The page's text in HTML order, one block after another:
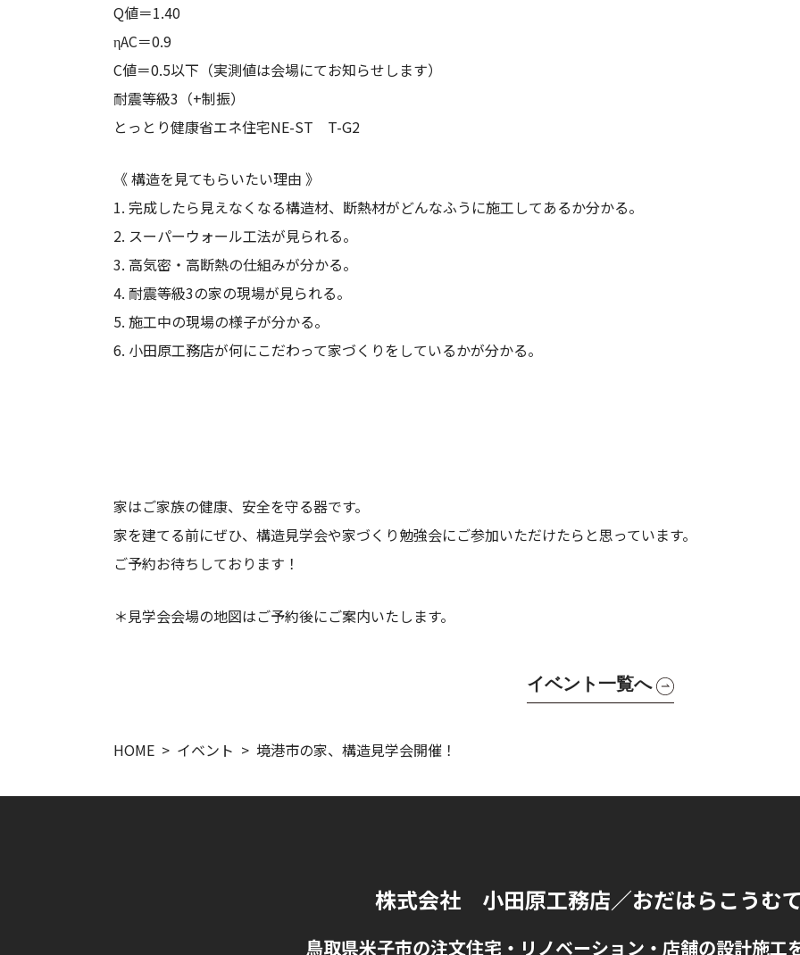
Q値＝1.40
ηAC＝0.9
C値＝0.5以下（実測値は会場にてお知らせします）
耐震等級3（+制振）
とっとり健康省エネ住宅NE-ST T-G2
《 構造を見てもらいたい理由 》
1. 完成したら見えなくなる構造材、断熱材がどんなふうに施工してあるか分かる。
2. スーパーウォール工法が見られる。
3. 高気密・高断熱の仕組みが分かる。
4. 耐震等級3の家の現場が見られる。
5. 施工中の現場の様子が分かる。
6. 小田原工務店が何にこだわって家づくりをしているかが分かる。
家はご家族の健康、安全を守る器です。
家を建てる前にぜひ、構造見学会や家づくり勉強会にご参加いただけたらと思っています。
ご予約お待ちしております！
＊見学会会場の地図はご予約後にご案内いたします。
イベント一覧へ
HOME イベント 境港市の家、構造見学会開催！
株式会社 小田原工務店／おだはらこうむ
鳥取県米子市の注文住宅・リノベーション・店舗の設計施工